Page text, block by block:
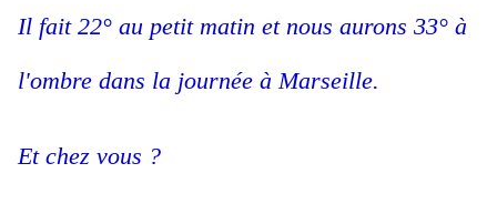
Il fait 22° au petit matin et nous aurons 33° à
l'ombre dans la journée à Marseille.
Et chez vous ?